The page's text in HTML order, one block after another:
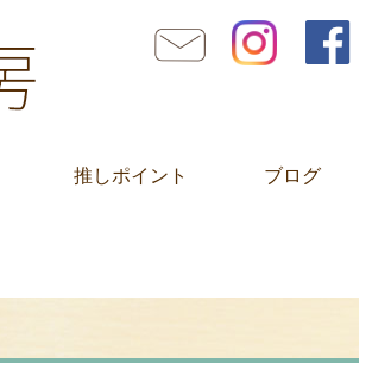
推しポイント ブログ